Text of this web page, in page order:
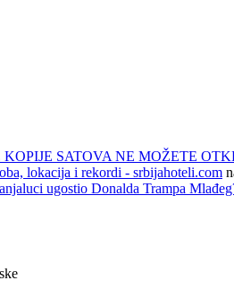
SATOVA NE MOŽETE
lokacija i rekordi - srbijahoteli.com
ugostio Donalda Trampa